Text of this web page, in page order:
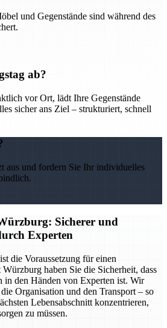
und Gegenstände sind während des
ab?
vor Ort, lädt Ihre Gegenstände
sicher ans Ziel – strukturiert, schnell
aus und fordern Sie Ihr individuelles
Sicherer und
Experten
die Voraussetzung für einen
haben Sie die Sicherheit, dass
den Händen von Experten ist. Wir
Organisation und den Transport – so
Lebensabschnitt konzentrieren,
zu müssen.